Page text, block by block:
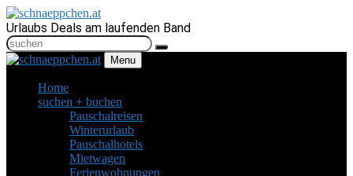
Urlaubs Deals am laufenden Band
Menu
Home
suchen + buchen
Pauschalreisen
Winterurlaub
Pauschalhotels
Mietwagen
Ferienwohnungen